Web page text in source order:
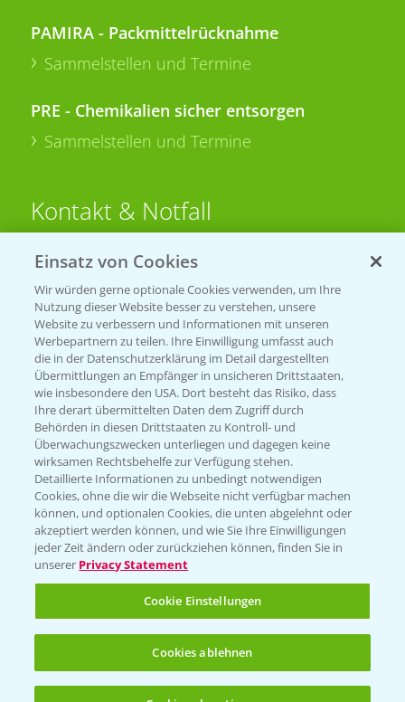
PAMIRA - Packmittelrücknahme
Sammelstellen und Termine
PRE - Chemikalien sicher entsorgen
Sammelstellen und Termine
Kontakt & Notfall
Beratung auf WhatsApp
T.+49 (0)174 346 564 1
KONTAKT
Hilfe in Notfällen
T.+49 (0)214/30-20220
Folgen Sie uns
Einsatz von Cookies
Wir würden gerne optionale Cookies verwenden, um Ihre
Nutzung dieser Website besser zu verstehen, unsere
Website zu verbessern und Informationen mit unseren
Werbepartnern zu teilen. Ihre Einwilligung umfasst auch
die in der Datenschutzerklärung im Detail dargestellten
Übermittlungen an Empfänger in unsicheren Drittstaaten,
wie insbesondere den USA. Dort besteht das Risiko, dass
Ihre derart übermittelten Daten dem Zugriff durch
Behörden in diesen Drittstaaten zu Kontroll- und
Überwachungszwecken unterliegen und dagegen keine
wirksamen Rechtsbehelfe zur Verfügung stehen.
Detaillierte Informationen zu unbedingt notwendigen
Cookies, ohne die wir die Webseite nicht verfügbar machen
können, und optionalen Cookies, die unten abgelehnt oder
akzeptiert werden können, und wie Sie Ihre Einwilligungen
jeder Zeit ändern oder zurückziehen können, finden Sie in
unserer Privacy Statement
Cookie Einstellungen
Cookies ablehnen